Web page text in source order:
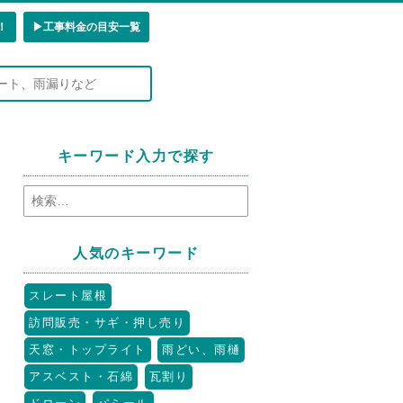
▶︎工事料金の目安一覧
キーワード入力で探す
人気のキーワード
スレート屋根
訪問販売・サギ・押し売り
天窓・トップライト
雨どい、雨樋
アスベスト・石綿
瓦割り